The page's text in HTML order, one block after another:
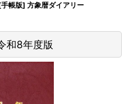
帳版] 方象暦ダイアリー
和8年度版